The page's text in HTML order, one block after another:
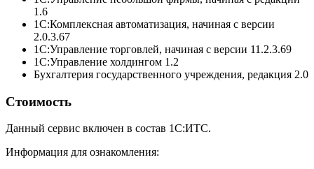
1.6
1С:Комплексная автоматизация, начиная с версии
2.0.3.67
1С:Управление торговлей, начиная с версии 11.2.3.69
1С:Управление холдингом 1.2
Бухгалтерия государственного учреждения, редакция 2.0
Стоимость
Данный сервис включен в состав 1С:ИТС.
Информация для ознакомления: